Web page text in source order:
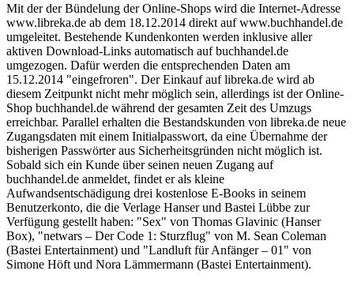
Mit der der Bündelung der Online-Shops wird die Internet-Adresse
www.libreka.de ab dem 18.12.2014 direkt auf www.buchhandel.de
umgeleitet. Bestehende Kundenkonten werden inklusive aller
aktiven Download-Links automatisch auf buchhandel.de
umgezogen. Dafür werden die entsprechenden Daten am
15.12.2014 "eingefroren". Der Einkauf auf libreka.de wird ab
diesem Zeitpunkt nicht mehr möglich sein, allerdings ist der Online-
Shop buchhandel.de während der gesamten Zeit des Umzugs
erreichbar. Parallel erhalten die Bestandskunden von libreka.de neue
Zugangsdaten mit einem Initialpasswort, da eine Übernahme der
bisherigen Passwörter aus Sicherheitsgründen nicht möglich ist.
Sobald sich ein Kunde über seinen neuen Zugang auf
buchhandel.de anmeldet, findet er als kleine
Aufwandsentschädigung drei kostenlose E-Books in seinem
Benutzerkonto, die die Verlage Hanser und Bastei Lübbe zur
Verfügung gestellt haben: "Sex" von Thomas Glavinic (Hanser
Box), "netwars – Der Code 1: Sturzflug" von M. Sean Coleman
(Bastei Entertainment) und "Landluft für Anfänger – 01" von
Simone Höft und Nora Lämmermann (Bastei Entertainment).